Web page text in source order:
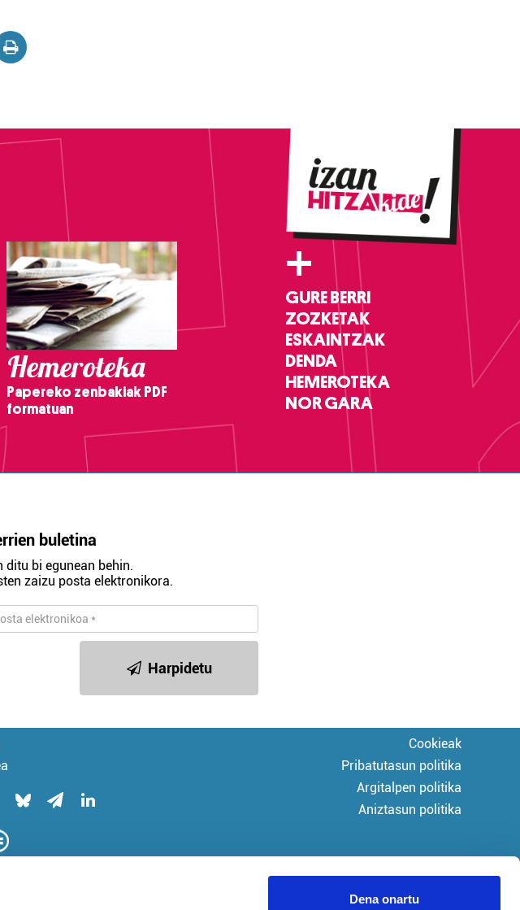
Dena onartu
Hemeroteka
Papereko zenbakiak PDF
formatuan
+
GURE BERRI
ZOZKETAK
ESKAINTZAK
DENDA
HEMEROTEKA
NOR GARA
buletina
ditu bi egunean behin.
zaizu posta elektronikora.
Harpidetu
Cookieak
Pribatutasun politika
Argitalpen politika
Aniztasun politika